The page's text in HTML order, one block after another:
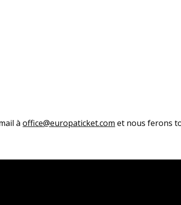
àoffice@europaticket.com et nous ferons